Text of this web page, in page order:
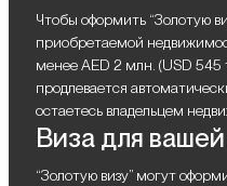
Чтобы оформить “Золотую
приобретаемой
менее AED 2 млн. (USD 545
продлевается
остаетесь владельцем
Виза для
“Золотую визу” могут